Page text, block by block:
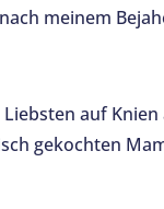
meinem
auf
gekochten